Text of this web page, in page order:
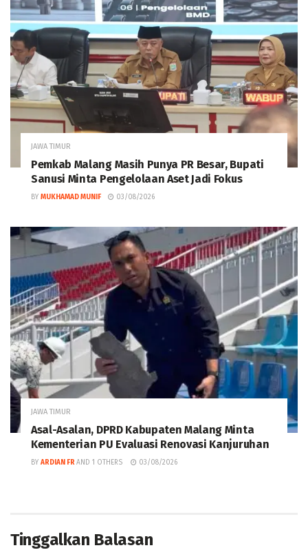
JAWA TIMUR
Pemkab Malang Masih Punya PR Besar, Bupati
Sanusi Minta Pengelolaan Aset Jadi Fokus
BY MUKHAMAD MUNIF 03/08/2026
JAWA TIMUR
Asal-Asalan, DPRD Kabupaten Malang Minta
Kementerian PU Evaluasi Renovasi Kanjuruhan
BY ARDIAN FR AND 1 OTHERS 03/08/2026
Tinggalkan Balasan